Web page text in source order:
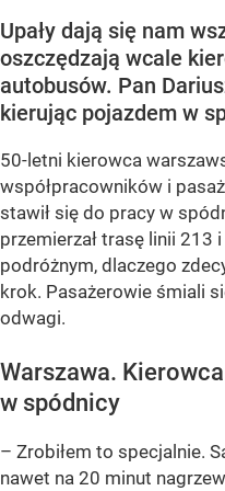
Upały dają się nam
oszczędzają wcale
autobusów. Pan
kierując pojazdem w
50-letni kierowca
współpracowników i
stawił się do pracy w
przemierzał trasę linii 213
podróżnym, dlaczego
krok. Pasażerowie śmiali
odwagi.
Warszawa.
w spódnicy
– Zrobiłem to specjalnie.
nawet na 20 minut